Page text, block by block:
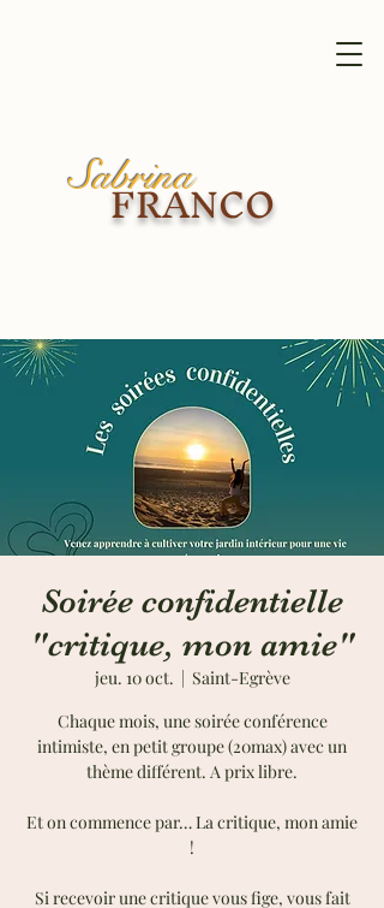
Sabrina
FRANCO
Soirée confidentielle
"critique, mon amie"
jeu. 10 oct.
  |
Saint-Egrève
Chaque mois, une soirée conférence
intimiste, en petit groupe (20max) avec un
thème différent. A prix libre.
Et on commence par… La critique, mon amie
!
Si recevoir une critique vous fige, vous fait